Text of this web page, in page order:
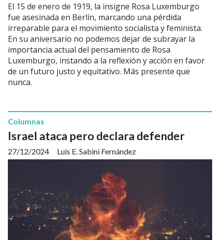
El 15 de enero de 1919, la insigne Rosa Luxemburgo
fue asesinada en Berlín, marcando una pérdida
irreparable para el movimiento socialista y feminista.
En su aniversario no podemos dejar de subrayar la
importancia actual del pensamiento de Rosa
Luxemburgo, instando a la reflexión y acción en favor
de un futuro justo y equitativo. Más presente que
nunca.
Israel ataca pero declara defender
Luis E. Sabini Fernández
Columnas
27/12/2024